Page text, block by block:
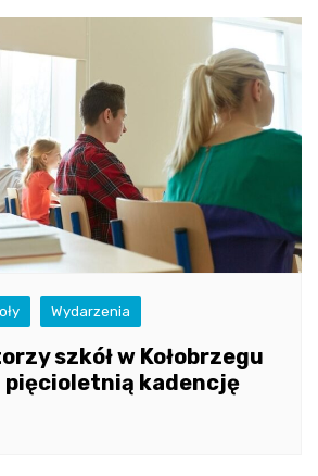
Wydarzenia
szkół w Kołobrzegu
pięcioletnią kadencję